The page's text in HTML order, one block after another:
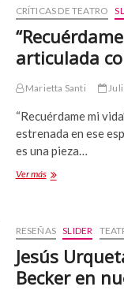
a
de
Chile
CRÍTICAS DE TEATRO
articulada
Marietta Santi
“Recuérdame mi
estrenada en ese
es una pieza…
Ver más“Recuérdame
teatral
como
un
puzle
RESEÑAS SLIDER
Jesús
Becker en